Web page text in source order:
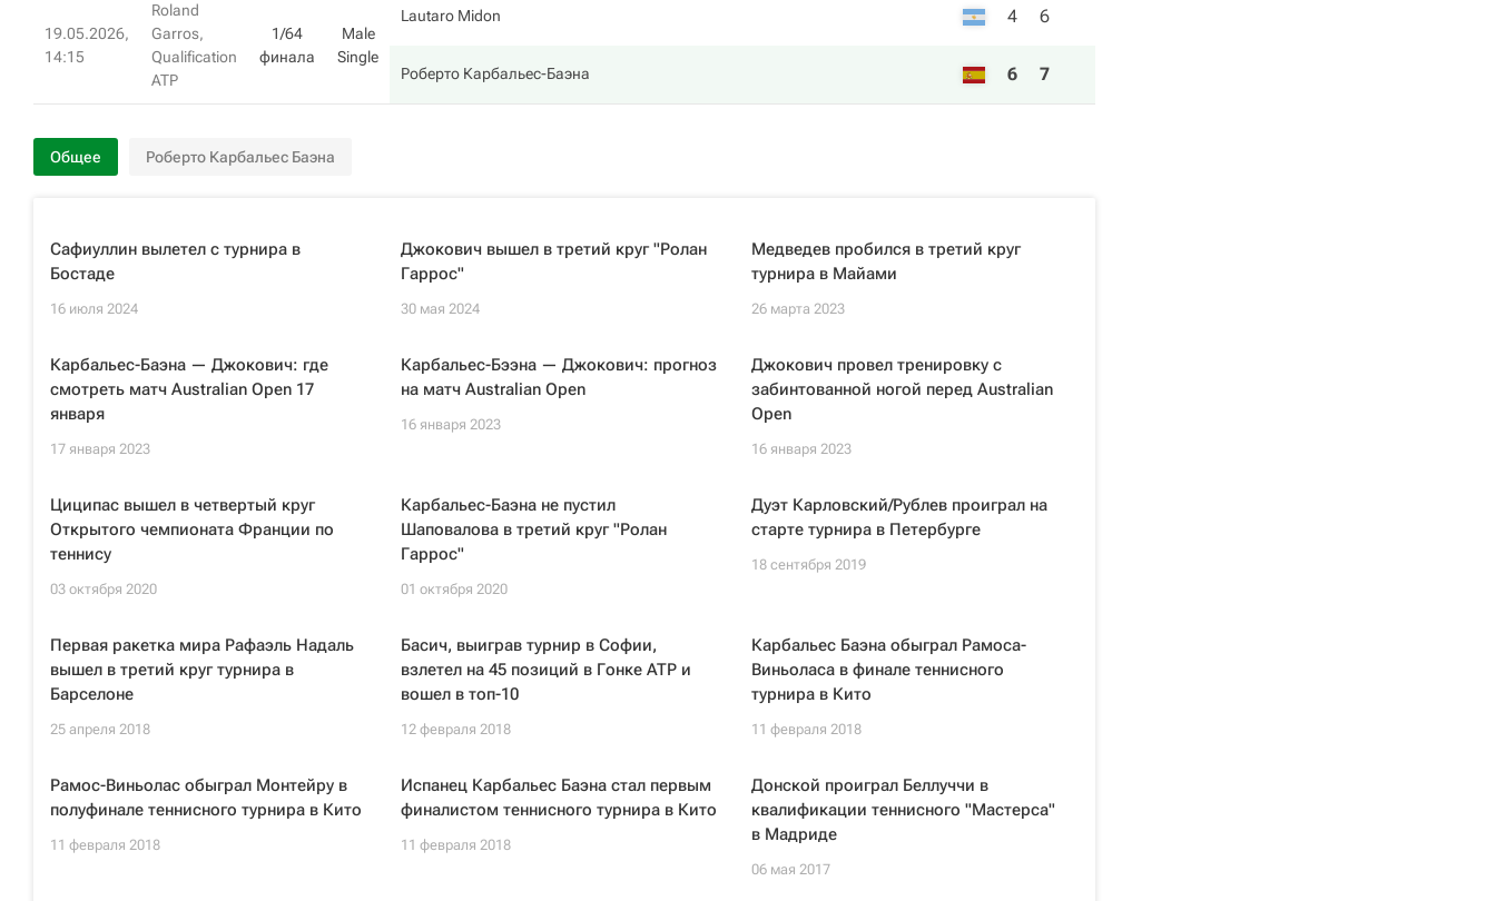
19.05.2026,
14:15
Roland
Garros,
Qualification
ATP
1/64
финала
Male
Single
Lautaro Midon 4 6
Роберто Карбальес-Баэна 6 7
Общее Роберто Карбальес Баэна
Сафиуллин вылетел с турнира в
Бостаде
16 июля 2024
Джокович вышел в третий круг "Ролан
Гаррос"
30 мая 2024
Медведев пробился в третий круг
турнира в Майами
26 марта 2023
Карбальес-Баэна — Джокович: где
смотреть матч Australian Open 17
января
17 января 2023
Карбальес-Бээна — Джокович: прогноз
на матч Australian Open
16 января 2023
Джокович провел тренировку с
забинтованной ногой перед Australian
Open
16 января 2023
Циципас вышел в четвертый круг
Открытого чемпионата Франции по
теннису
03 октября 2020
Карбальес-Баэна не пустил
Шаповалова в третий круг "Ролан
Гаррос"
01 октября 2020
Дуэт Карловский/Рублев проиграл на
старте турнира в Петербурге
18 сентября 2019
Первая ракетка мира Рафаэль Надаль
вышел в третий круг турнира в
Барселоне
25 апреля 2018
Басич, выиграв турнир в Софии,
взлетел на 45 позиций в Гонке ATP и
вошел в топ-10
12 февраля 2018
Карбальес Баэна обыграл Рамоса-
Виньоласа в финале теннисного
турнира в Кито
11 февраля 2018
Рамос-Виньолас обыграл Монтейру в
полуфинале теннисного турнира в Кито
11 февраля 2018
Испанец Карбальес Баэна стал первым
финалистом теннисного турнира в Кито
11 февраля 2018
Донской проиграл Беллуччи в
квалификации теннисного "Мастерса"
в Мадриде
06 мая 2017